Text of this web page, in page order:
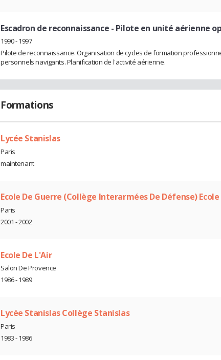
Escadron de reconnaissance - Pilote en unité aérienne
1990 - 1997
Pilote de reconnaissance. Organisation de cycles de formation
personnels navigants. Planification de l'activité aérienne.
Formations
Lycée Stanislas
Paris
maintenant
Ecole De Guerre (Collège Interarmées De Défense)
Paris
2001 - 2002
Ecole De L'Air
Salon De Provence
1986 - 1989
Lycée Stanislas Collège Stanislas
Paris
1983 - 1986